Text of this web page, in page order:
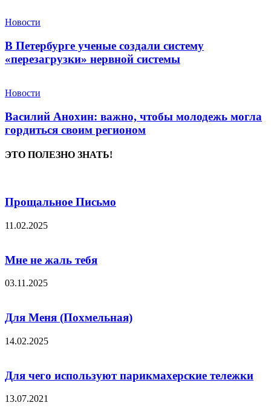
Новости
В Петербурге ученые создали систему
«перезагрузки» нервной системы
Новости
Василий Анохин: важно, чтобы молодежь могла
гордиться своим регионом
ЭТО ПОЛЕЗНО ЗНАТЬ!
Прощальное Письмо
11.02.2025
Мне не жаль тебя
03.11.2025
Для Меня (Похмельная)
14.02.2025
Для чего используют парикмахерские тележки
13.07.2021